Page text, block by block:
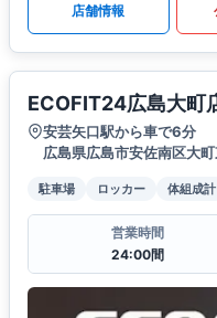
店舗情報
ECOFIT24広島大町
安芸矢口駅から車で6分
広島県広島市安佐南区大
駐車場 ロッカー 体組成計
営業時間
24:00間